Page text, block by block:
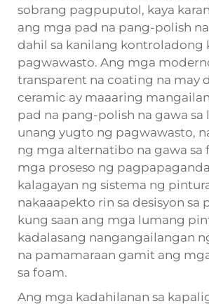
sobrang pagpuputol, kaya
ang mga pad na pang-polish
dahil sa kanilang kontroladong
pagwawasto. Ang mga
transparent na coating na may
ceramic ay maaaring
pad na pang-polish na gawa sa
unang yugto ng pagwawasto,
ng mga alternatibo na gawa sa
mga proseso ng
kalagayan ng sistema ng
nakaaapekto rin sa desisyon sa
kung saan ang mga lumang
kadalasang nangangailangan
na pamamaraan gamit ang
sa foam.
Ang mga kadahilanan sa